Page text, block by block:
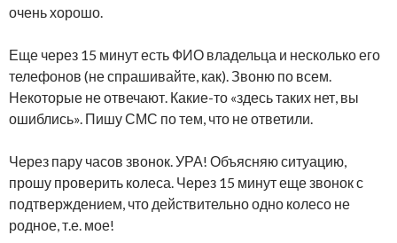
очень хорошо.
Еще через 15 минут есть ФИО владельца и несколько его
телефонов (не спрашивайте, как). Звоню по всем.
Некоторые не отвечают. Какие-то «здесь таких нет, вы
ошиблись». Пишу СМС по тем, что не ответили.
Через пару часов звонок. УРА! Объясняю ситуацию,
прошу проверить колеса. Через 15 минут еще звонок с
подтверждением, что действительно одно колесо не
родное, т.е. мое!